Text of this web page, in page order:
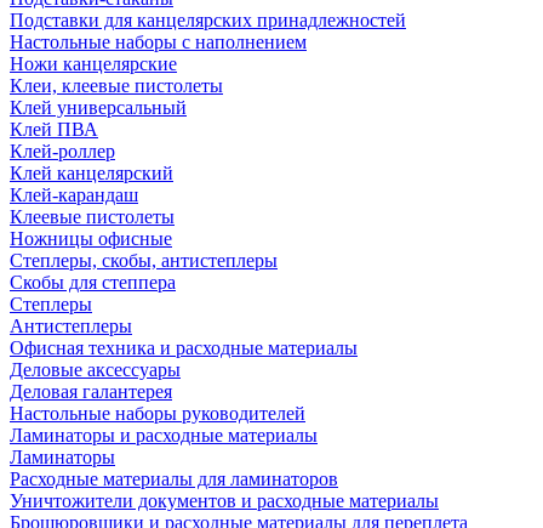
Подставки для канцелярских принадлежностей
Настольные наборы с наполнением
Ножи канцелярские
Клеи, клеевые пистолеты
Клей универсальный
Клей ПВА
Клей-роллер
Клей канцелярский
Клей-карандаш
Клеевые пистолеты
Ножницы офисные
Степлеры, скобы, антистеплеры
Скобы для степпера
Степлеры
Антистеплеры
Офисная техника и расходные материалы
Деловые аксессуары
Деловая галантерея
Настольные наборы руководителей
Ламинаторы и расходные материалы
Ламинаторы
Расходные материалы для ламинаторов
Уничтожители документов и расходные материалы
Брошюровщики и расходные материалы для переплета